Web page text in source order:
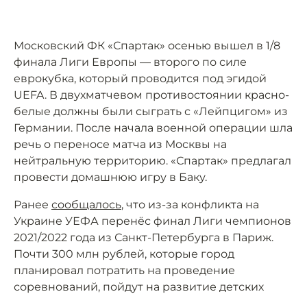
Московский ФК «Спартак» осенью вышел в 1/8
финала Лиги Европы — второго по силе
еврокубка, который проводится под эгидой
UEFA. В двухматчевом противостоянии красно-
белые должны были сыграть с «Лейпцигом» из
Германии. После начала военной операции шла
речь о переносе матча из Москвы на
нейтральную территорию. «Спартак» предлагал
провести домашнюю игру в Баку.
Ранее сообщалось, что из-за конфликта на
Украине УЕФА перенёс финал Лиги чемпионов
2021/2022 года из Санкт-Петербурга в Париж.
Почти 300 млн рублей, которые город
планировал потратить на проведение
соревнований, пойдут на развитие детских